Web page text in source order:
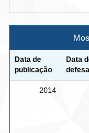
Data de
publicação
Data
defesa
2014